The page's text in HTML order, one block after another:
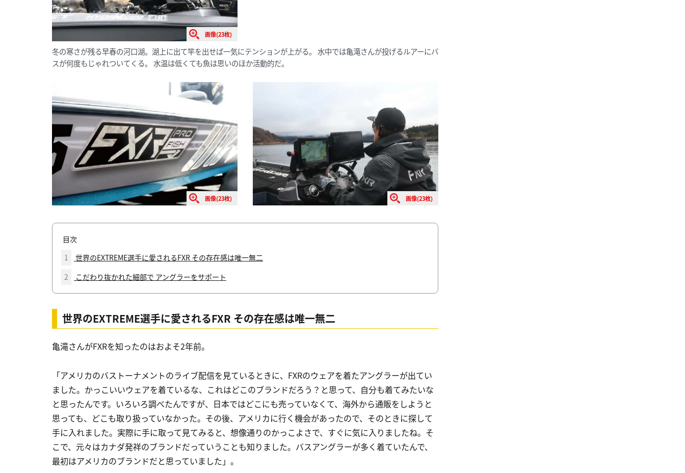
画像(23枚)
冬の寒さが残る早春の河口湖。湖上に出て竿を出せば一気にテンションが上がる。 水中では亀滝さんが投げるルアーにバ
スが何度もじゃれついてくる。 水温は低くても魚は思いのほか活動的だ。
画像(23枚) 画像(23枚)
目次
1
世界のEXTREME選手に愛されるFXR その存在感は唯一無二
2
こだわり抜かれた細部で アングラーをサポート
世界のEXTREME選手に愛されるFXR その存在感は唯一無二
亀滝さんがFXRを知ったのはおよそ2年前。
「アメリカのバストーナメントのライブ配信を見ているときに、FXRのウェアを着たアングラーが出てい
ました。かっこいいウェアを着ているな、これはどこのブランドだろう？と思って、自分も着てみたいな
と思ったんです。いろいろ調べたんですが、日本ではどこにも売っていなくて、海外から通販をしようと
思っても、どこも取り扱っていなかった。その後、アメリカに行く機会があったので、そのときに探して
手に入れました。実際に手に取って見てみると、想像通りのかっこよさで、すぐに気に入りましたね。そ
こで、元々はカナダ発祥のブランドだっていうことも知りました。バスアングラーが多く着ていたんで、
最初はアメリカのブランドだと思っていました」。